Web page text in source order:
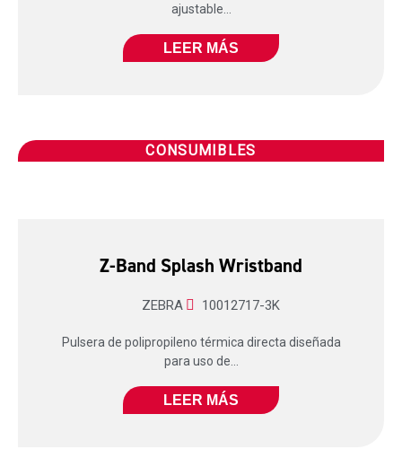
ajustable...
LEER MÁS
CONSUMIBLES
Z-Band Splash Wristband
ZEBRA 10012717-3K
Pulsera de polipropileno térmica directa diseñada
para uso de...
LEER MÁS